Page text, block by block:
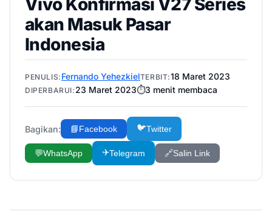
Vivo Konfirmasi V27 Series
akan Masuk Pasar
Indonesia
PENULIS: Fernando YehezkielTERBIT:18 Maret 2023
DIPERBARUI: 23 Maret 2023⏱️3 menit membaca
Bagikan: 📘Facebook 🐦Twitter
💬WhatsApp ✈️Telegram 🔗Salin Link